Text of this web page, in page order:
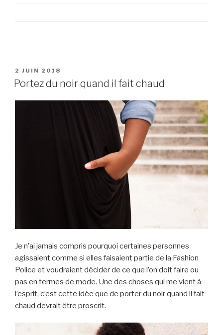
PUBLIÉ
LE
2 JUIN 2018
Portez du noir quand il fait chaud
Je n’ai jamais compris pourquoi certaines personnes
agissaient comme si elles faisaient partie de la Fashion
Police et voudraient décider de ce que l’on doit faire ou
pas en termes de mode. Une des choses qui me vient à
l’esprit, c’est cette idée que de porter du noir quand il fait
chaud devrait être proscrit.